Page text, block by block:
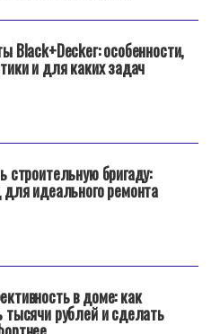
Black+Decker: особенности,
и для каких задач
строительную бригаду:
идеального ремонта
в доме: как
тысячи рублей и сделать